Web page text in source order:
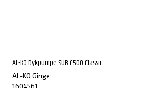
AL-KO Dykpumpe SUB 6500 Classic
AL-KO Ginge
1604561